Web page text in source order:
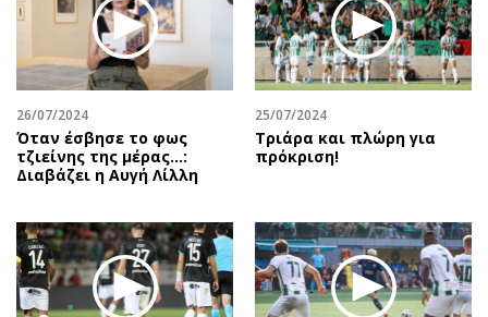
26/07/2024
Όταν έσβησε το φως
τζιείνης της μέρας…:
Διαβάζει η Αυγή Λίλλη
25/07/2024
Τριάρα και πλώρη για
πρόκριση!